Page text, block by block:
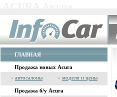
ГЛАВНАЯ
Продажа новых Acura
» автосалоны » модели и цены
Продажа б/у Acura